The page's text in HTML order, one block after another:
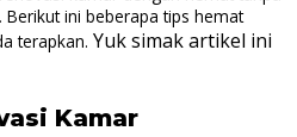
ini beberapa tips hemat
terapkan. Yuk simak artikel ini
Kamar